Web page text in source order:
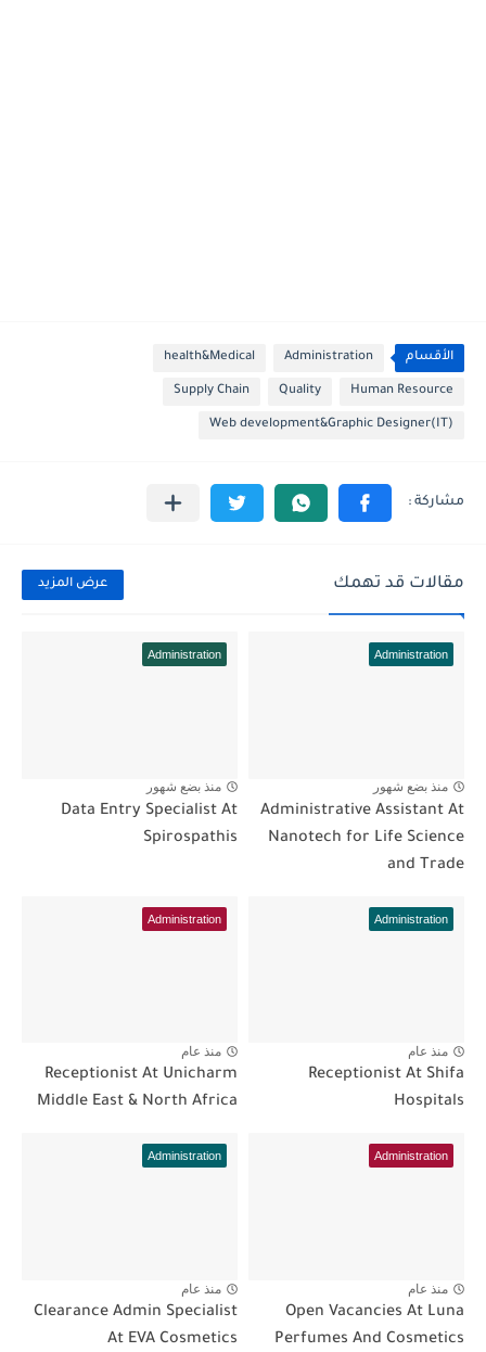
الأقسام Administration
health&Medical
Human Resource
Quality
Supply Chain
Web development&Graphic Designer(IT)
مقالات قد تهمك عرض المزيد
Administration
منذ بضع شهور
Administrative Assistant At
Nanotech for Life Science
and Trade
Administration
منذ بضع شهور
Data Entry Specialist At
Spirospathis
Administration
منذ عام
Receptionist At Shifa
Hospitals
Administration
منذ عام
Receptionist At Unicharm
Middle East & North Africa
Administration
منذ عام
Open Vacancies At Luna
Perfumes And Cosmetics
Administration
منذ عام
Clearance Admin Specialist
At EVA Cosmetics